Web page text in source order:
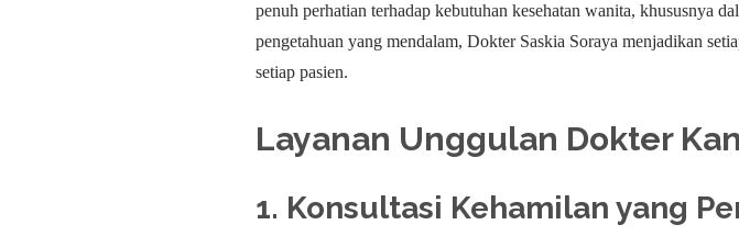
penuh perhatian terhadap kebutuhan kesehatan wanita, khususnya
pengetahuan yang mendalam, Dokter Saskia Soraya menjadikan
setiap pasien.
Layanan Unggulan Dokter
1. Konsultasi Kehamilan yang